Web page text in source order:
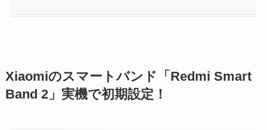
Xiaomiのスマートバンド「Redmi Smart
Band 2」実機で初期設定！